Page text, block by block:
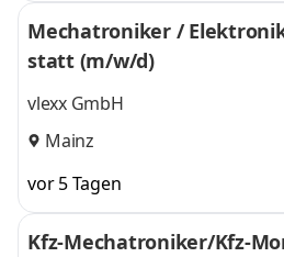
Mechatroniker /
statt (m/w/d)
vlexx GmbH
Mainz
vor 5 Tagen
Kfz-Mechatroniker/Kfz-